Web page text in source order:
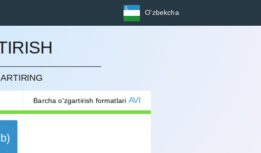
O'zbekcha
Barcha o'zgartirish formatlari AVI